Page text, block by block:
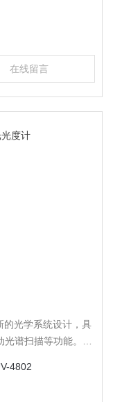
在线留言
的光学系统设计，具
谱扫描等功能。广
、食品行业的强制
4802